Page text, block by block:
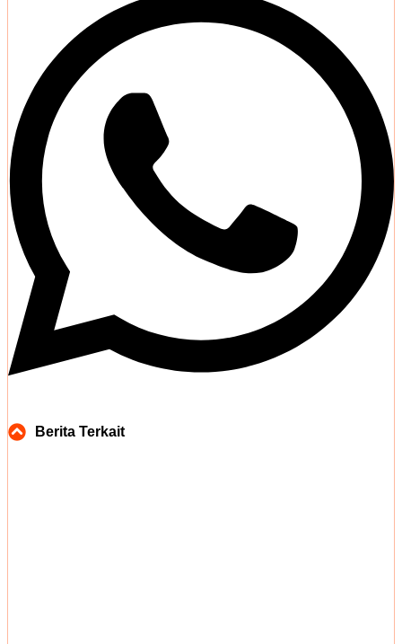
Berita Terkait